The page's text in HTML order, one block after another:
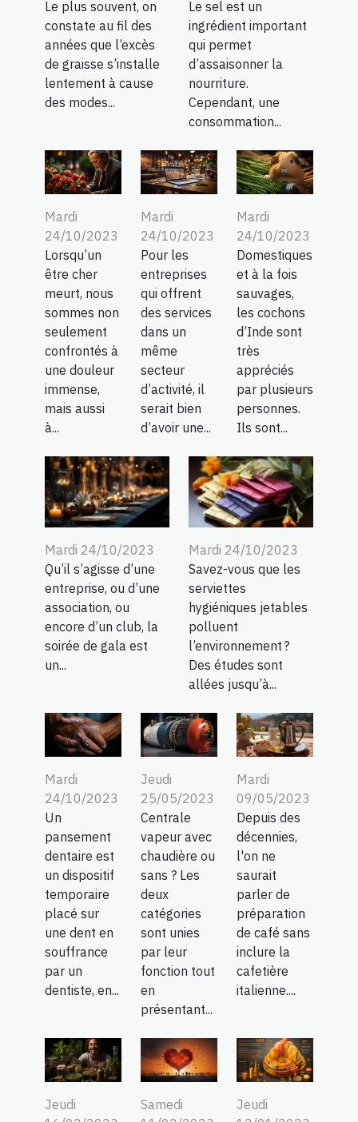
Le plus souvent, on
constate au fil des
années que l’excès
de graisse s’installe
lentement à cause
des modes...
Le sel est un
ingrédient important
qui permet
d’assaisonner la
nourriture.
Cependant, une
consommation...
Mardi
24/10/2023
Lorsqu’un
être cher
meurt, nous
sommes non
seulement
confrontés à
une douleur
immense,
mais aussi
à...
Mardi
24/10/2023
Pour les
entreprises
qui offrent
des services
dans un
même
secteur
d’activité, il
serait bien
d’avoir une...
Mardi
24/10/2023
Domestiques
et à la fois
sauvages,
les cochons
d’Inde sont
très
appréciés
par plusieurs
personnes.
Ils sont...
Mardi 24/10/2023
Qu’il s’agisse d’une
entreprise, ou d’une
association, ou
encore d’un club, la
soirée de gala est
un...
Mardi 24/10/2023
Savez-vous que les
serviettes
hygiéniques jetables
polluent
l’environnement ?
Des études sont
allées jusqu’à...
Mardi
24/10/2023
Un
pansement
dentaire est
un dispositif
temporaire
placé sur
une dent en
souffrance
par un
dentiste, en...
Jeudi
25/05/2023
Centrale
vapeur avec
chaudière ou
sans ? Les
deux
catégories
sont unies
par leur
fonction tout
en
présentant...
Mardi
09/05/2023
Depuis des
décennies,
l'on ne
saurait
parler de
préparation
de café sans
inclure la
cafetière
italienne....
Jeudi
Samedi
Jeudi